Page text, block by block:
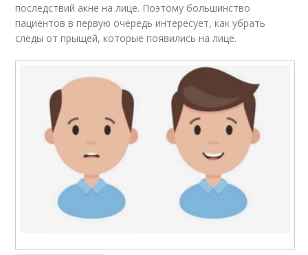
последствий акне на лице. Поэтому большинство
пациентов в первую очередь интересует, как убрать
следы от прыщей, которые появились на лице.